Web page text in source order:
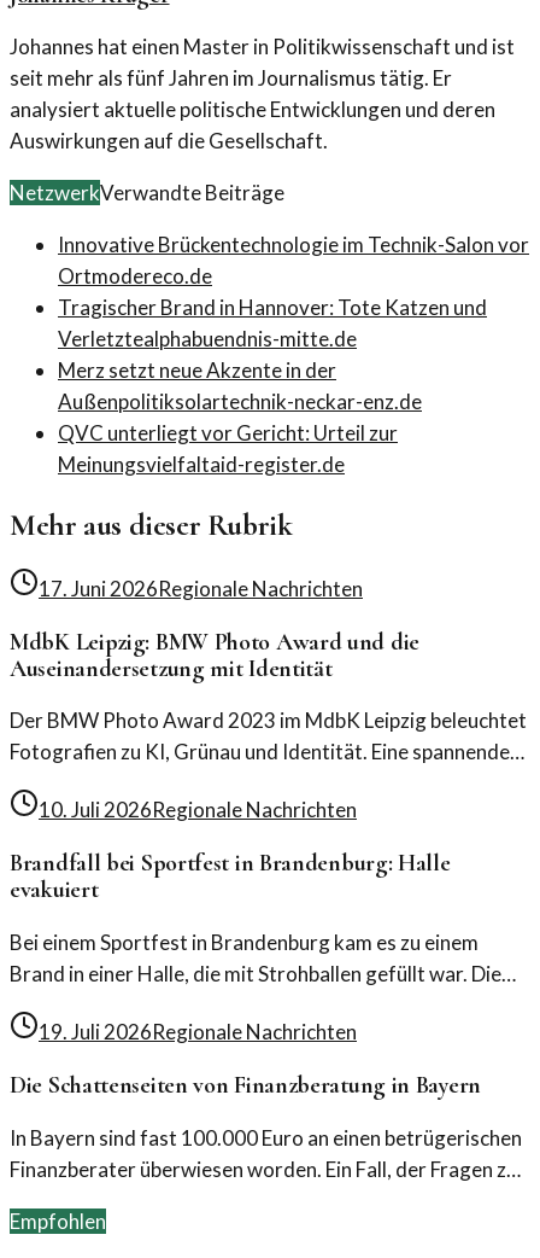
Johannes hat einen Master in Politikwissenschaft und ist
seit mehr als fünf Jahren im Journalismus tätig. Er
analysiert aktuelle politische Entwicklungen und deren
Auswirkungen auf die Gesellschaft.
NetzwerkVerwandte Beiträge
Innovative Brückentechnologie im Technik-Salon vor
Ortmodereco.de
Tragischer Brand in Hannover: Tote Katzen und
Verletztealphabuendnis-mitte.de
Merz setzt neue Akzente in der
Außenpolitiksolartechnik-neckar-enz.de
QVC unterliegt vor Gericht: Urteil zur
Meinungsvielfaltaid-register.de
Mehr aus dieser Rubrik
17. Juni 2026Regionale Nachrichten
MdbK Leipzig: BMW Photo Award und die
Auseinandersetzung mit Identität
Der BMW Photo Award 2023 im MdbK Leipzig beleuchtet
Fotografien zu KI, Grünau und Identität. Eine spannende
Verbindung von Kunst und gesellschaftlichem Diskurs.
10. Juli 2026Regionale Nachrichten
Brandfall bei Sportfest in Brandenburg: Halle
evakuiert
Bei einem Sportfest in Brandenburg kam es zu einem
Brand in einer Halle, die mit Strohballen gefüllt war. Die
Einsatzkräfte reagierten schnell und evakuierten die
Veranstaltung.
19. Juli 2026Regionale Nachrichten
Die Schattenseiten von Finanzberatung in Bayern
In Bayern sind fast 100.000 Euro an einen betrügerischen
Finanzberater überwiesen worden. Ein Fall, der Fragen zur
Empfohlen